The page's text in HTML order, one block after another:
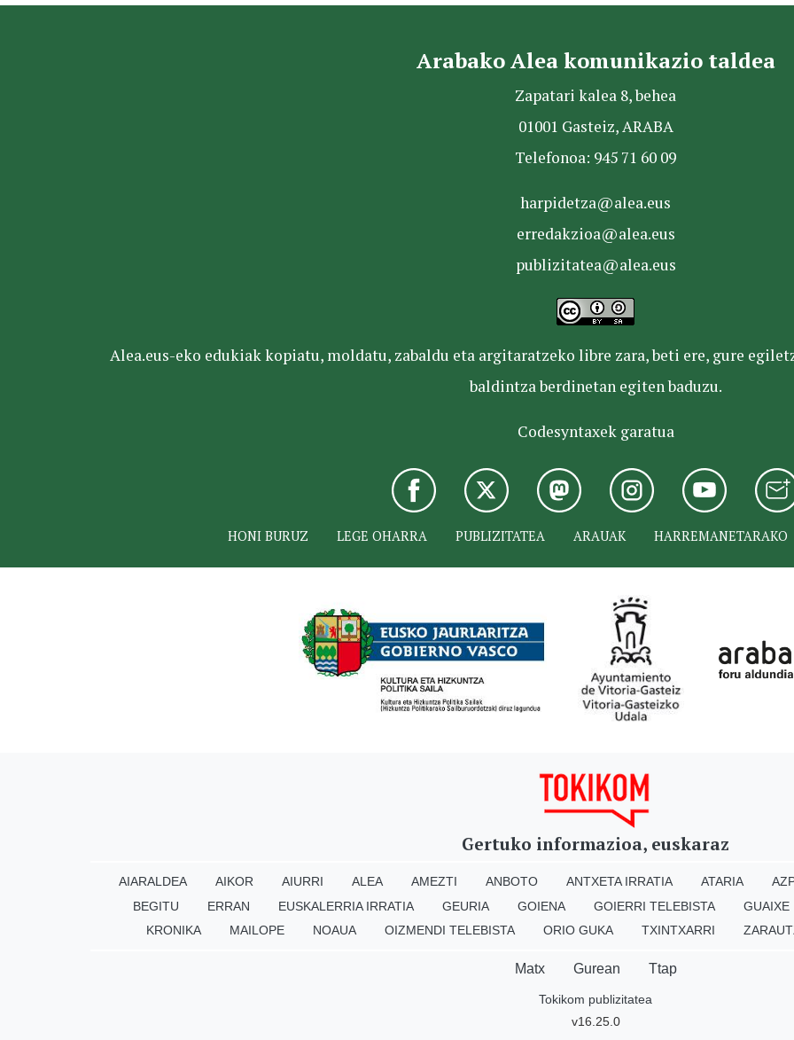
Arabako Alea komunikazio taldea
Zapatari kalea 8, behea
01001 Gasteiz, ARABA
Telefonoa: 945 71 60 09
harpidetza@alea.eus
erredakzioa@alea.eus
publizitatea@alea.eus
Alea.eus-eko edukiak kopiatu, moldatu, zabaldu eta argitaratzeko libre zara, beti ere, gure
baldintza berdinetan egiten baduzu.
Codesyntaxek garatua
HONI BURUZ LEGE OHARRA PUBLIZITATEA ARAUAK HARREMANETARAKO
Gertuko informazioa, euskaraz
AIARALDEA AIKOR AIURRI ALEA AMEZTI ANBOTO ANTXETA IRRATIA ATARIA
BEGITU
ERRAN EUSKALERRIA IRRATIA GEURIA GOIENA GOIERRI TELEBISTA
GUAIXE
KRONIKA
MAILOPE NOAUA OIZMENDI TELEBISTA ORIO GUKA TXINTXARRI
Matx Gurean Ttap
Tokikom publizitatea
v16.25.0